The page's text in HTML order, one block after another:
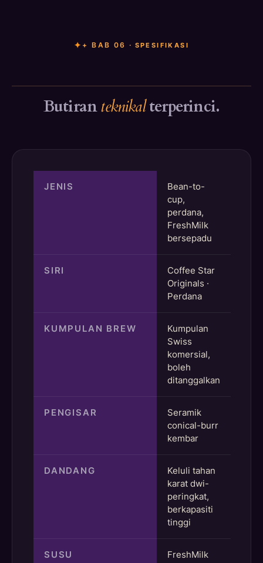
+ BAB 06 · SPESIFIKASI
Butiranteknikalterperinci.
JENIS
Bean-to-
cup,
perdana,
FreshMilk
bersepadu
SIRI
Coffee Star
Originals ·
Perdana
KUMPULAN BREW
Kumpulan
Swiss
komersial,
boleh
ditanggalkan
PENGISAR
Seramik
conical-burr
kembar
DANDANG
Keluli tahan
karat dwi-
peringkat,
berkapasiti
tinggi
SUSU
FreshMilk